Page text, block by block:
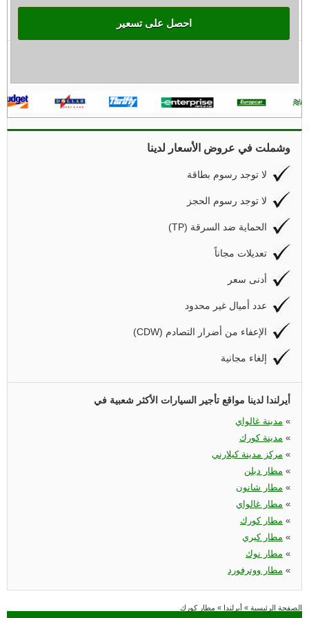
احصل على تسعير
وشملت في عروض الأسعار لدينا
لا توجد رسوم بطاقة
لا توجد رسوم الحجز
(TP) الحماية ضد السرقة
تعديلات مجاناً
أدنى سعر
عدد أميال غير محدود
(CDW) الإعفاء من أضرار التصادم
إلغاء مجانية
أيرلندا لدينا مواقع تأجير السيارات الأكثر شعبية في
مدينة غالواي «
مدينة كورك «
مركز مدينة كيلارني «
مطار دبلن «
مطار شانون «
مطار غالواي «
مطار كورك «
مطار كيري «
مطار نوك «
مطار ووترفورد «
الصفحة الرئيسية » أيرلندا » مطار كورك